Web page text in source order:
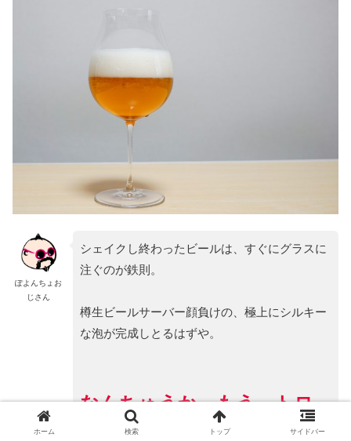
ぽよんちょお
じさん
シェイクし終わったビールは、すぐにグラスに
注ぐのが鉄則。
樽生ビールサーバー顔負けの、極上にシルキー
な泡が完成しとるはずや。
なんちゅうか、もう、トロ
ホーム 検索 トップ サイドバー